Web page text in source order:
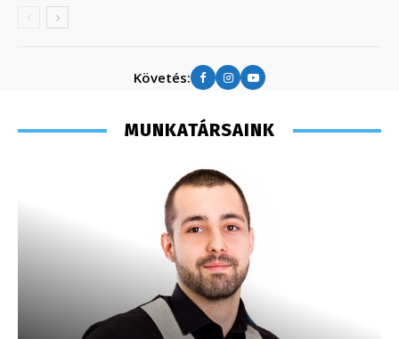
Követés:
MUNKATÁRSAINK